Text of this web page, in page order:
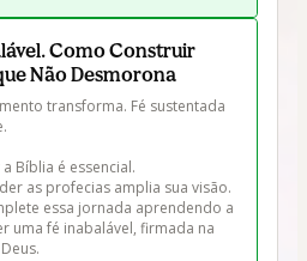
Como Construir
Não Desmorona
transforma. Fé sustentada
Bíblia é essencial.
as profecias amplia sua visão.
essa jornada aprendendo a
uma fé inabalável, firmada na